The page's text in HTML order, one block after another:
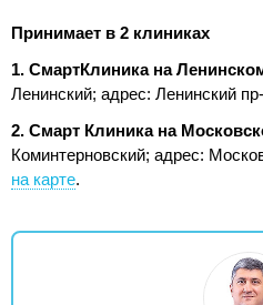
Принимает в 2 клиниках
1. СмартКлиника на
Ленинский; адрес: Ленинский
2. Смарт Клиника на
Коминтерновский; адрес:
на карте.